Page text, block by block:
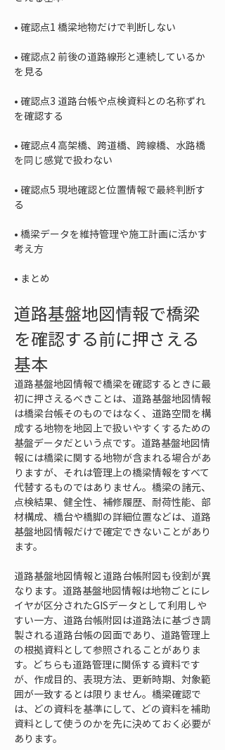
•
• 確認点2 前後の道路線形と連続しているか
• 確認点3 道路台帳や点検資料との名称ずれ
• 確認点4 高架橋、跨道橋、跨線橋、水路橋
• 確認点5 現地確認と位置情報で最終判断す
• 橋梁データを維持管理や施工計画に活かす
• まとめ
道路基盤地図情報で橋梁
を確認する前に押さえる
基本
道路基盤地図情報で橋梁を確認するときに最
初に押さえるべきことは、道路基盤地図情報
は橋梁台帳そのものではなく、道路空間を構
成する地物を地図上で扱いやすくするための
基盤データだという点です。道路基盤地図情
報には橋梁に関する地物が含まれる場合があ
りますが、それは管理上の橋梁情報をすべて
代替するものではありません。橋梁の諸元、
点検結果、健全性、補修履歴、耐荷性能、部
材構成、橋台や橋脚の詳細位置などは、道路
基盤地図情報だけで確定できないことがあり
ます。
道路基盤地図情報と道路台帳附図も役割が異
なります。道路基盤地図情報は地物ごとにレ
イヤが区分されたGISデータとして利用しや
すい一方、道路台帳附図は道路法に基づき調
製される道路台帳の図面であり、道路管理上
の根拠資料として参照されることがありま
す。どちらも道路管理に関係する資料です
が、作成目的、表現方法、更新時期、対象範
囲が一致するとは限りません。橋梁確認で
は、どの資料を基準にして、どの資料を補助
資料として使うのかを先に決めておく必要が
あります。